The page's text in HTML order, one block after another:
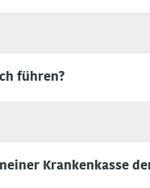
führen?
Krankenkasse